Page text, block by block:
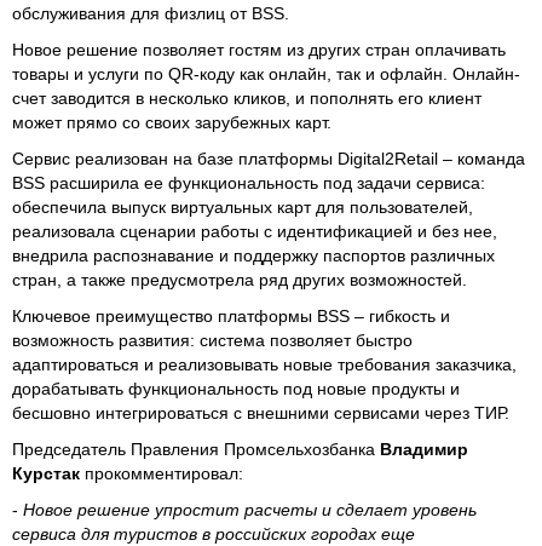
обслуживания для физлиц от BSS.
Новое решение позволяет гостям из других стран оплачивать
товары и услуги по QR-коду как онлайн, так и офлайн. Онлайн-
счет заводится в несколько кликов, и пополнять его клиент
может прямо со своих зарубежных карт.
Сервис реализован на базе платформы Digital2Retail – команда
BSS расширила ее функциональность под задачи сервиса:
обеспечила выпуск виртуальных карт для пользователей,
реализовала сценарии работы с идентификацией и без нее,
внедрила распознавание и поддержку паспортов различных
стран, а также предусмотрела ряд других возможностей.
Ключевое преимущество платформы BSS – гибкость и
возможность развития: система позволяет быстро
адаптироваться и реализовывать новые требования заказчика,
дорабатывать функциональность под новые продукты и
бесшовно интегрироваться с внешними сервисами через ТИР.
Председатель Правления Промсельхозбанка Владимир
Курстак прокомментировал:
- Новое решение упростит расчеты и сделает уровень
сервиса для туристов в российских городах еще